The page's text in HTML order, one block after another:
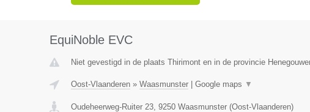
EquiNoble EVC
Niet gevestigd in de plaats Thirimont en in de provincie
Oost-Vlaanderen» Waasmunster| Google maps ▼
Oudeheerweg-Ruiter 23, 9250 Waasmunster(Oost-Vlaanderen)